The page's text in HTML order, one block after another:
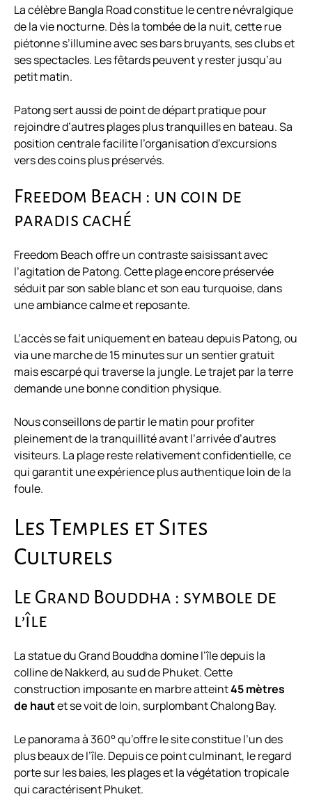
La célèbre Bangla Road constitue le centre névralgique
de la vie nocturne. Dès la tombée de la nuit, cette rue
piétonne s’illumine avec ses bars bruyants, ses clubs et
ses spectacles. Les fêtards peuvent y rester jusqu’au
petit matin.
Patong sert aussi de point de départ pratique pour
rejoindre d’autres plages plus tranquilles en bateau. Sa
position centrale facilite l’organisation d’excursions
vers des coins plus préservés.
Freedom Beach : un coin de
paradis caché
Freedom Beach offre un contraste saisissant avec
l’agitation de Patong. Cette plage encore préservée
séduit par son sable blanc et son eau turquoise, dans
une ambiance calme et reposante.
L’accès se fait uniquement en bateau depuis Patong, ou
via une marche de 15 minutes sur un sentier gratuit
mais escarpé qui traverse la jungle. Le trajet par la terre
demande une bonne condition physique.
Nous conseillons de partir le matin pour profiter
pleinement de la tranquillité avant l’arrivée d’autres
visiteurs. La plage reste relativement confidentielle, ce
qui garantit une expérience plus authentique loin de la
foule.
Les Temples et Sites
Culturels
Le Grand Bouddha : symbole de
l’île
La statue du Grand Bouddha domine l’île depuis la
colline de Nakkerd, au sud de Phuket. Cette
construction imposante en marbre atteint45 mètres
de hautet se voit de loin, surplombant Chalong Bay.
Le panorama à 360° qu’offre le site constitue l’un des
plus beaux de l’île. Depuis ce point culminant, le regard
porte sur les baies, les plages et la végétation tropicale
qui caractérisent Phuket.